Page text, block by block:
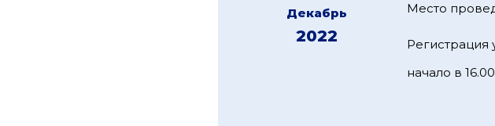
Декабрь
2022
Место
Регистрация
начало в